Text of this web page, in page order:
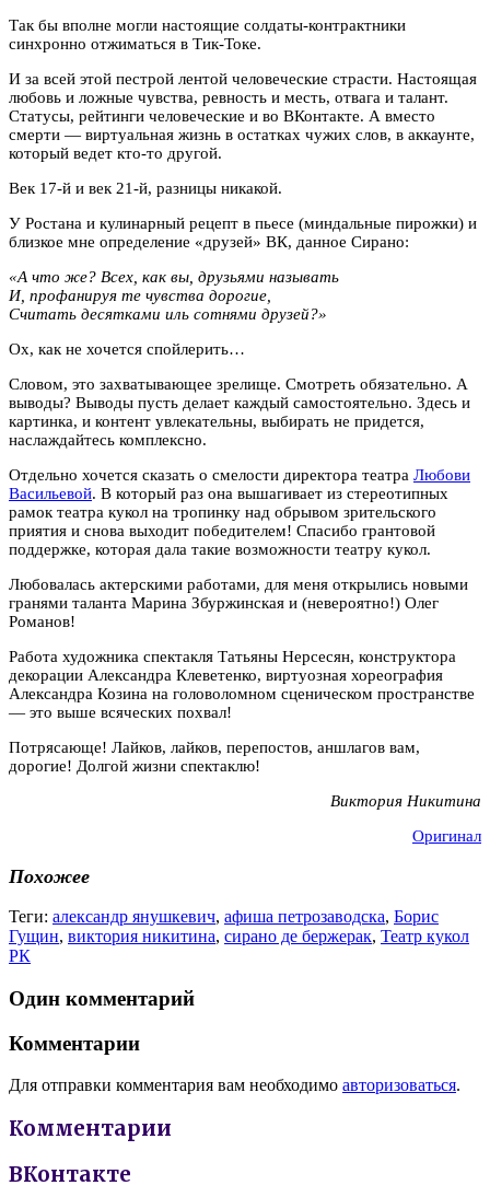
Так бы вполне могли настоящие солдаты-контрактники
синхронно отжиматься в Тик-Токе.
И за всей этой пестрой лентой человеческие страсти. Настоящая
любовь и ложные чувства, ревность и месть, отвага и талант.
Статусы, рейтинги человеческие и во ВКонтакте. А вместо
смерти — виртуальная жизнь в остатках чужих слов, в аккаунте,
который ведет кто-то другой.
Век 17-й и век 21-й, разницы никакой.
У Ростана и кулинарный рецепт в пьесе (миндальные пирожки) и
близкое мне определение «друзей» ВК, данное Сирано:
«А что же? Всех, как вы, друзьями называть
И, профанируя те чувства дорогие,
Считать десятками иль сотнями друзей?»
Ох, как не хочется спойлерить…
Словом, это захватывающее зрелище. Смотреть обязательно. А
выводы? Выводы пусть делает каждый самостоятельно. Здесь и
картинка, и контент увлекательны, выбирать не придется,
наслаждайтесь комплексно.
Отдельно хочется сказать о смелости директора театра Любови
Васильевой. В который раз она вышагивает из стереотипных
рамок театра кукол на тропинку над обрывом зрительского
приятия и снова выходит победителем! Спасибо грантовой
поддержке, которая дала такие возможности театру кукол.
Любовалась актерскими работами, для меня открылись новыми
гранями таланта Марина Збуржинская и (невероятно!) Олег
Романов!
Работа художника спектакля Татьяны Нерсесян, конструктора
декорации Александра Клеветенко, виртуозная хореография
Александра Козина на головоломном сценическом пространстве
— это выше всяческих похвал!
Потрясающе! Лайков, лайков, перепостов, аншлагов вам,
дорогие! Долгой жизни спектаклю!
Виктория Никитина
Оригинал
Похожее
Теги: александр янушкевич, афиша петрозаводска, Борис
Гущин, виктория никитина, сирано де бержерак, Театр кукол
РК
Один комментарий
Комментарии
Для отправки комментария вам необходимо авторизоваться.
Комментарии
ВКонтакте